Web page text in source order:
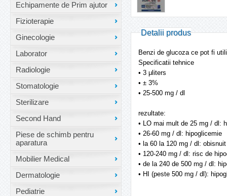
Echipamente de Prim ajutor
Fizioterapie
Ginecologie
Laborator
Radiologie
Stomatologie
Sterilizare
Second Hand
Piese de schimb pentru
aparatura
Mobilier Medical
Dermatologie
Pediatrie
Detalii produs
Benzi de glucoza ce pot fi
Specificatii tehnice
• 3 μliters
• ± 3%
• 25-500 mg / dl
rezultate:
• LO mai mult de 25 mg / dl:
• 26-60 mg / dl: hipoglicemie
• la 60 la 120 mg / dl: obisnuit
• 120-240 mg / dl: risc de
• de la 240 de 500 mg / dl:
• HI (peste 500 mg / dl):